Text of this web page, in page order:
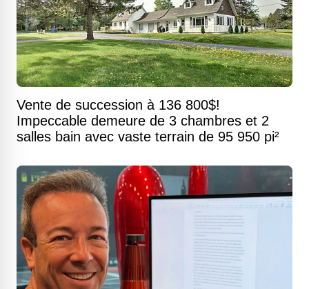
Vente de succession à 136 800$!
Impeccable demeure de 3 chambres et 2
salles bain avec vaste terrain de 95 950 pi²